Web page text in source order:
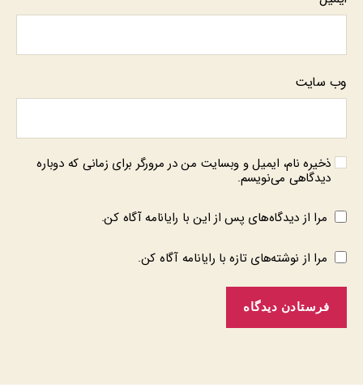
وب‌ سایت
ذخیره نام، ایمیل و وبسایت من در مرورگر برای زمانی که دوباره
دیدگاهی می‌نویسم.
مرا از دیدگاه‌های پس از این با رایانامه آگاه کن.
مرا از نوشته‌های تازه با رایانامه آگاه کن.